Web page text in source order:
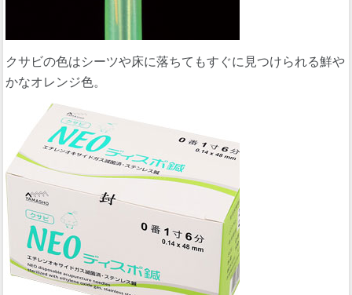
クサビの色はシーツや床に落ちてもすぐに見つけられる鮮や
かなオレンジ色。